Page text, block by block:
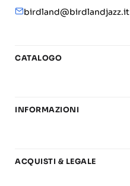
birdland@birdlandjazz.it
CATALOGO
Chitarra
Basi play-along
INFORMAZIONI
Carta del Docente
ACQUISTI & LEGALE